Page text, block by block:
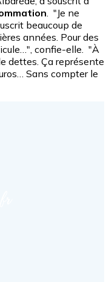
. "Je ne
beaucoup de
années. Pour des
confie-elle. "À
dettes. Ça représente
Sans compter le